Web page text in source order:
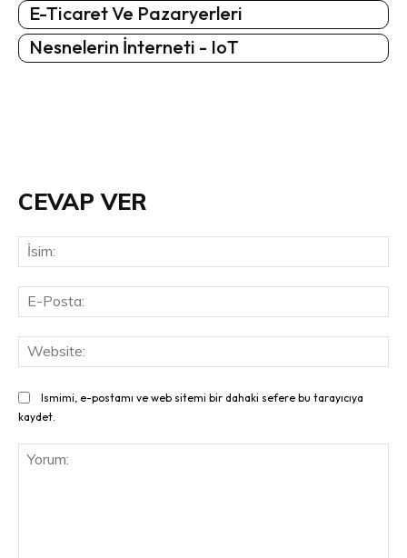
E-Ticaret Ve Pazaryerleri
Nesnelerin İnterneti - IoT
CEVAP VER
Ismimi, e-postamı ve web sitemi bir dahaki sefere bu tarayıcıya
kaydet.